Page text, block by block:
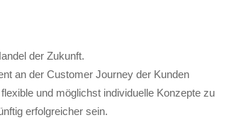
der Zukunft.
an der Customer Journey der Kunden
und möglichst individuelle Konzepte zu
erfolgreicher sein.